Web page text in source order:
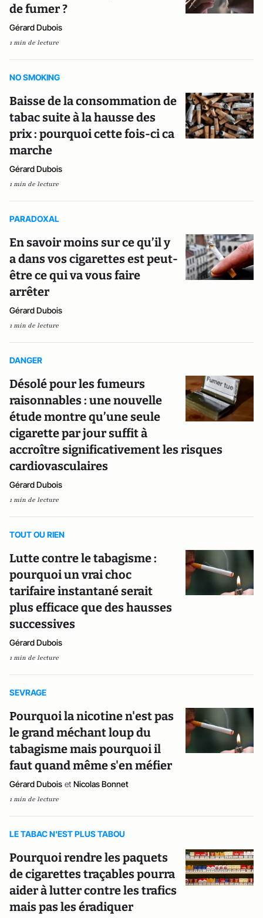
de fumer ?
Gérard Dubois
1 min de lecture
NO SMOKING
Baisse de la consommation de
tabac suite à la hausse des
prix : pourquoi cette fois-ci ca
marche
Gérard Dubois
1 min de lecture
PARADOXAL
En savoir moins sur ce qu’il y
a dans vos cigarettes est peut-
être ce qui va vous faire
arrêter
Gérard Dubois
1 min de lecture
DANGER
Désolé pour les fumeurs
raisonnables : une nouvelle
étude montre qu’une seule
cigarette par jour suffit à
accroître significativement les risques
cardiovasculaires
Gérard Dubois
1 min de lecture
TOUT OU RIEN
Lutte contre le tabagisme :
pourquoi un vrai choc
tarifaire instantané serait
plus efficace que des hausses
successives
Gérard Dubois
1 min de lecture
SEVRAGE
Pourquoi la nicotine n'est pas
le grand méchant loup du
tabagisme mais pourquoi il
faut quand même s'en méfier
Gérard Dubois et Nicolas Bonnet
1 min de lecture
LE TABAC N'EST PLUS TABOU
Pourquoi rendre les paquets
de cigarettes traçables pourra
aider à lutter contre les trafics
mais pas les éradiquer